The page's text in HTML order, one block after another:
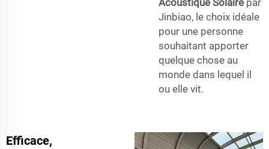
Jinbiao, le choix idéale
pour une personne
souhaitant apporter
quelque chose au
monde dans lequel il
ou elle vit.
Efficace,